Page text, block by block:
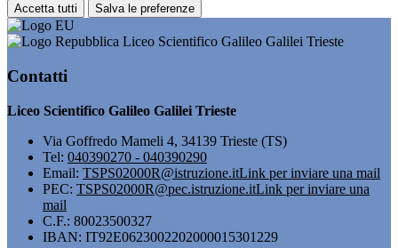
Accetta tutti Salva le preferenze
Liceo Scientifico Galileo Galilei Trieste
Contatti
Liceo Scientifico Galileo Galilei Trieste
Via Goffredo Mameli 4, 34139 Trieste (TS)
Tel: 040390270 - 040390290
Email: TSPS02000R@istruzione.itLink per inviare una mail
PEC: TSPS02000R@pec.istruzione.itLink per inviare una
mail
C.F.: 80023500327
IBAN: IT92E0623002202000015301229